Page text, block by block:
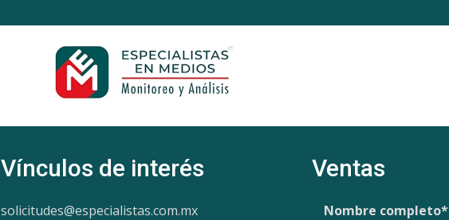
Vínculos de interés
solicitudes@especialistas.com.mx
Ventas
Nombre completo*